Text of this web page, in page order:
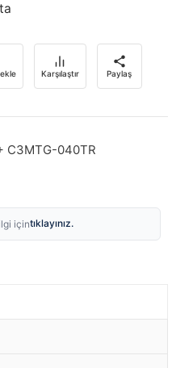
Karşılaştır Paylaş
C3MTG-040TR
içintıklayınız.